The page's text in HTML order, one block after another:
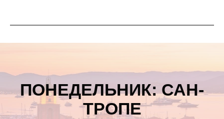
ПОНЕДЕЛЬНИК: САН-
ТРОПЕ